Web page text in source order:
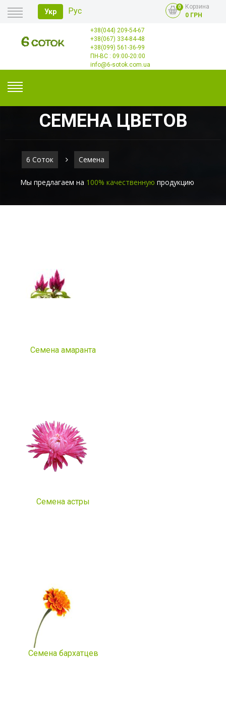
Укр Рус 0
Корзина
0 ГРН
Главная
Оплата
Доставка
+38(044) 209-54-67
+38(067) 334-84-48
+38(099) 561-36-99
ПН-ВС : 09:00-20:00
info@6-sotok.com.ua
СЕМЕНА ЦВЕТОВ
6 Соток Семена
Мы предлагаем на 100% качественную продукцию
Семена амаранта
Семена астры
Семена бархатцев